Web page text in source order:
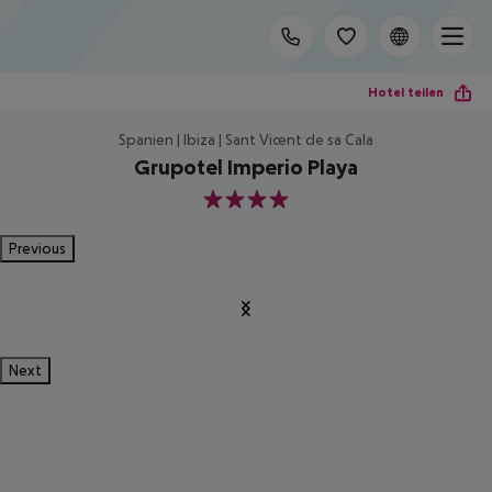
Hotel teilen
Spanien | Ibiza | Sant Vicent de sa Cala
Grupotel Imperio Playa
4
Previous
Next